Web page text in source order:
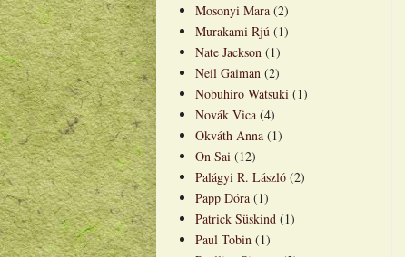
Mosonyi Mara (2)
Murakami Rjú (1)
Nate Jackson (1)
Neil Gaiman (2)
Nobuhiro Watsuki (1)
Novák Vica (4)
Okváth Anna (1)
On Sai (12)
Palágyi R. László (2)
Papp Dóra (1)
Patrick Süskind (1)
Paul Tobin (1)